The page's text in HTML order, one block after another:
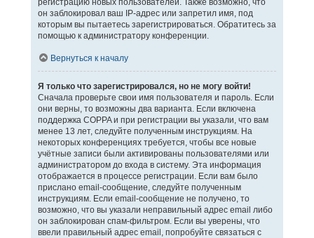
регистрацию новых пользователей. Также возможно, что
он заблокировал ваш IP-адрес или запретил имя, под
которым вы пытаетесь зарегистрироваться. Обратитесь за
помощью к администратору конференции.
Вернуться к началу
Я только что зарегистрировался, но не могу войти!
Сначала проверьте свои имя пользователя и пароль. Если
они верны, то возможны два варианта. Если включена
поддержка COPPA и при регистрации вы указали, что вам
менее 13 лет, следуйте полученным инструкциям. На
некоторых конференциях требуется, чтобы все новые
учётные записи были активированы пользователями или
администратором до входа в систему. Эта информация
отображается в процессе регистрации. Если вам было
прислано email-сообщение, следуйте полученным
инструкциям. Если email-сообщение не получено, то
возможно, что вы указали неправильный адрес email либо
он заблокирован спам-фильтром. Если вы уверены, что
ввели правильный адрес email, попробуйте связаться с